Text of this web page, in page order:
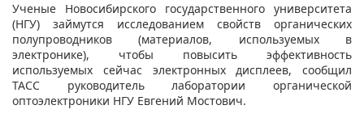
Ученые Новосибирского государственного университета
(НГУ) займутся исследованием свойств органических
полупроводников (материалов, используемых в
электронике), чтобы повысить эффективность
используемых сейчас электронных дисплеев, сообщил
ТАСС руководитель лаборатории органической
оптоэлектроники НГУ Евгений Мостович.